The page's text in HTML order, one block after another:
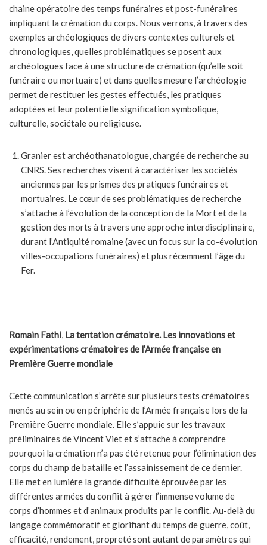
chaine opératoire des temps funéraires et post-funéraires
impliquant la crémation du corps. Nous verrons, à travers des
exemples archéologiques de divers contextes culturels et
chronologiques, quelles problématiques se posent aux
archéologues face à une structure de crémation (qu’elle soit
funéraire ou mortuaire) et dans quelles mesure l’archéologie
permet de restituer les gestes effectués, les pratiques
adoptées et leur potentielle signification symbolique,
culturelle, sociétale ou religieuse.
Granier est archéothanatologue, chargée de recherche au
CNRS. Ses recherches visent à caractériser les sociétés
anciennes par les prismes des pratiques funéraires et
mortuaires. Le cœur de ses problématiques de recherche
s’attache à l’évolution de la conception de la Mort et de la
gestion des morts à travers une approche interdisciplinaire,
durant l’Antiquité romaine (avec un focus sur la co-évolution
villes-occupations funéraires) et plus récemment l’âge du
Fer.
Romain Fathi, La tentation crématoire. Les innovations et
expérimentations crématoires de l’Armée française en
Première Guerre mondiale
Cette communication s’arrête sur plusieurs tests crématoires
menés au sein ou en périphérie de l’Armée française lors de la
Première Guerre mondiale. Elle s’appuie sur les travaux
préliminaires de Vincent Viet et s’attache à comprendre
pourquoi la crémation n’a pas été retenue pour l’élimination des
corps du champ de bataille et l’assainissement de ce dernier.
Elle met en lumière la grande difficulté éprouvée par les
différentes armées du conflit à gérer l’immense volume de
corps d’hommes et d’animaux produits par le conflit. Au-delà du
langage commémoratif et glorifiant du temps de guerre, coût,
efficacité, rendement, propreté sont autant de paramètres qui